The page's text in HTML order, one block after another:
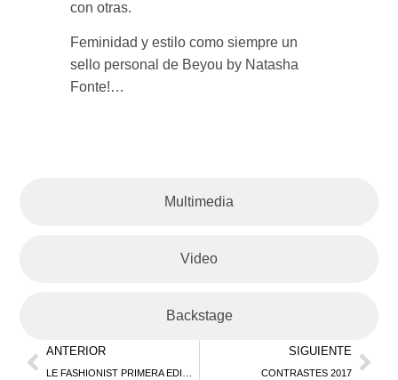
Multimedia
Video
Backstage
con otras.
Feminidad y estilo como siempre un
sello personal de Beyou by Natasha
Fonte!…
ANTERIOR SIGUIENTE
CONTRASTES 2017